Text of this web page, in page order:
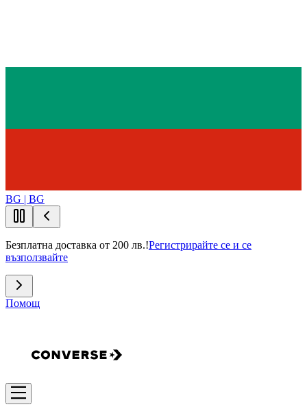
BG | BG
Безплатна доставка от 200 лв.!Регистрирайте се и се
възползвайте
Помощ